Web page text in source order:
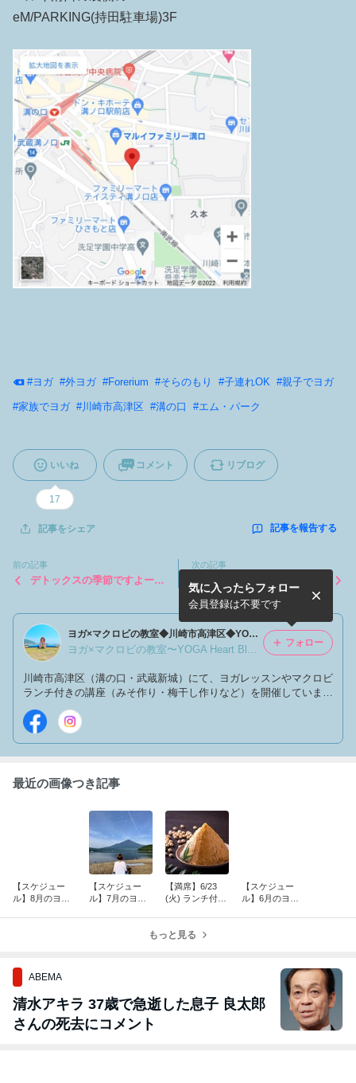
eM/PARKING(持田駐車場)3F
#ヨガ #外ヨガ #Forerium #そらのもり #子連れOK #親子でヨガ
#家族でヨガ #川崎市高津区 #溝の口 #エム・パーク
いいね
17
コメント リブログ
記事をシェア 記事を報告する
前の記事
デトックスの季節ですよー★
次の記事
【お寺ヨガ日程】5月のお寺
ヨガ
ヨガ×マクロビの教室◆川崎市高津区◆YOGA Heart Bloom
ヨガ×マクロビの教室〜YOGA Heart Bloom〜山里 悦子
川崎市高津区（溝の口・武蔵新城）にて、ヨガレッスンやマクロビ
ランチ付きの講座（みそ作り・梅干し作りなど）を開催していま
っとワクワクしたいあなたをお待ちしております♪
気に入ったらフォロー
会員登録は不要です
フォロー
最近の画像つき記事
【スケジュー
ル】8月のヨガ
【スケジュー
ル】7月のヨガ
【満席】6/23
(火) ランチ付き
【スケジュー
ル】6月のヨガ
もっと見る
ABEMA
清水アキラ 37歳で急逝した息子 良太郎
さんの死去にコメント